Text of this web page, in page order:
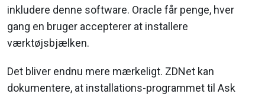
inkludere denne software. Oracle får penge, hver
gang en bruger accepterer at installere
værktøjsbjælken.
Det bliver endnu mere mærkeligt. ZDNet kan
dokumentere, at installations-programmet til Ask